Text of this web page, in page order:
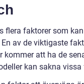
flera faktorer som
En av de viktigaste
kommer att ha de
kan sakna